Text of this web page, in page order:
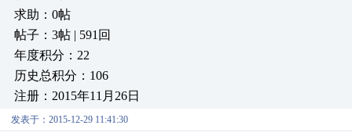
求助：0帖
帖子：3帖 | 591回
年度积分：22
历史总积分：106
注册：2015年11月26日
发表于：2015-12-29 11:41:30